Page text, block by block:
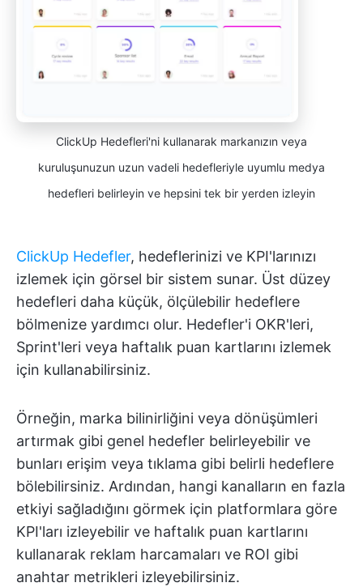
ClickUp Hedefleri'ni kullanarak markanızın veya
kuruluşunuzun uzun vadeli hedefleriyle uyumlu medya
hedefleri belirleyin ve hepsini tek bir yerden izleyin
ClickUp Hedefler, hedeflerinizi ve KPI'larınızı
izlemek için görsel bir sistem sunar. Üst düzey
hedefleri daha küçük, ölçülebilir hedeflere
bölmenize yardımcı olur. Hedefler'i OKR'leri,
Sprint'leri veya haftalık puan kartlarını izlemek
için kullanabilirsiniz.
Örneğin, marka bilinirliğini veya dönüşümleri
artırmak gibi genel hedefler belirleyebilir ve
bunları erişim veya tıklama gibi belirli hedeflere
bölebilirsiniz. Ardından, hangi kanalların en fazla
etkiyi sağladığını görmek için platformlara göre
KPI'ları izleyebilir ve haftalık puan kartlarını
kullanarak reklam harcamaları ve ROI gibi
anahtar metrikleri izleyebilirsiniz.